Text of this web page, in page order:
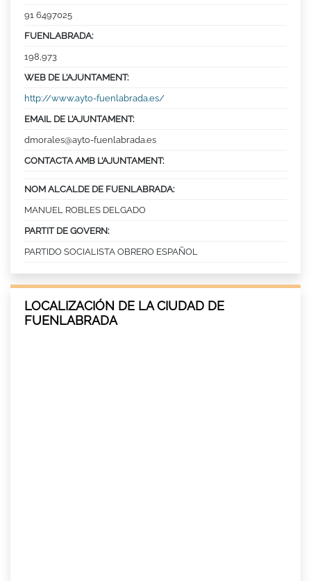
91 6497025
FUENLABRADA:
198,973
WEB DE L’AJUNTAMENT:
http://www.ayto-fuenlabrada.es/
EMAIL DE L’AJUNTAMENT:
dmorales@ayto-fuenlabrada.es
CONTACTA AMB L’AJUNTAMENT:
NOM ALCALDE DE FUENLABRADA:
MANUEL ROBLES DELGADO
PARTIT DE GOVERN:
PARTIDO SOCIALISTA OBRERO ESPAÑOL
LOCALIZACIÓN DE LA CIUDAD DE
FUENLABRADA